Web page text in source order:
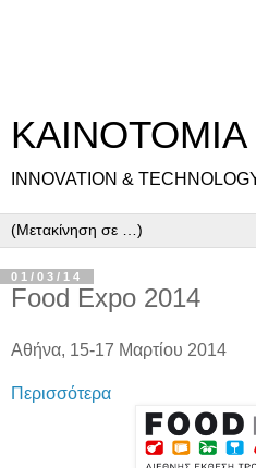
ΚΑΙΝΟΤΟΜΙΑ
INNOVATION &
01/03/14
Food Expo 2014
Αθήνα, 15-17 Μαρτίου 2014
Περισσότερα